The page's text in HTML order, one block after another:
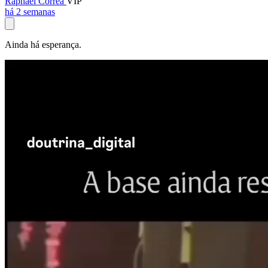
há 2 semanas
Ainda há esperança.